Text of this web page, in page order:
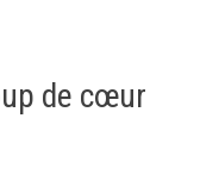
de cœur